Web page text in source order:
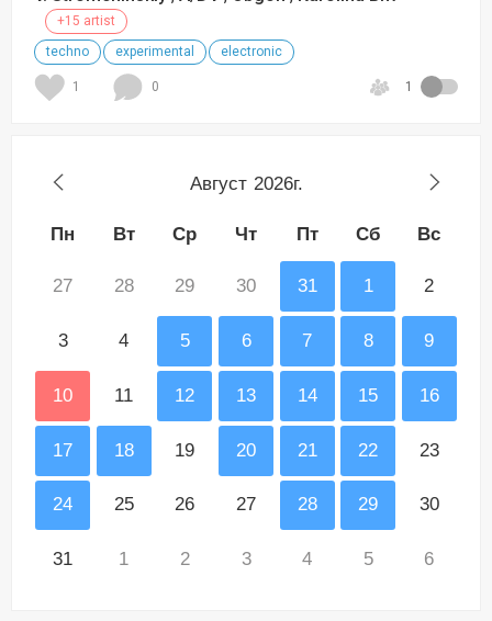
+15 artist
techno
experimental electronic
1 0 1
Август 2026г.
Пн Вт Ср Чт Пт Сб Вс
27 28 29 30 31 1 2
3 4 5 6 7 8 9
10 11 12 13 14 15 16
17 18 19 20 21 22 23
24 25 26 27 28 29 30
31 1 2 3 4 5 6